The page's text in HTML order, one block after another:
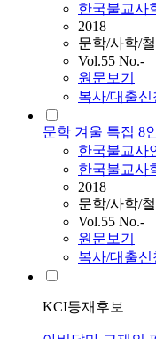
한국불교사
2018
문학/사학/
Vol.55 No.-
원문보기
복사/대출신
문학 겨울 특집 8
한국불교사
한국불교사
2018
문학/사학/
Vol.55 No.-
원문보기
복사/대출신
KCI등재후보